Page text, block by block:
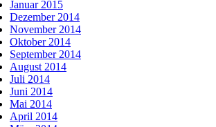
Januar 2015
Dezember 2014
November 2014
Oktober 2014
September 2014
August 2014
Juli 2014
Juni 2014
Mai 2014
April 2014